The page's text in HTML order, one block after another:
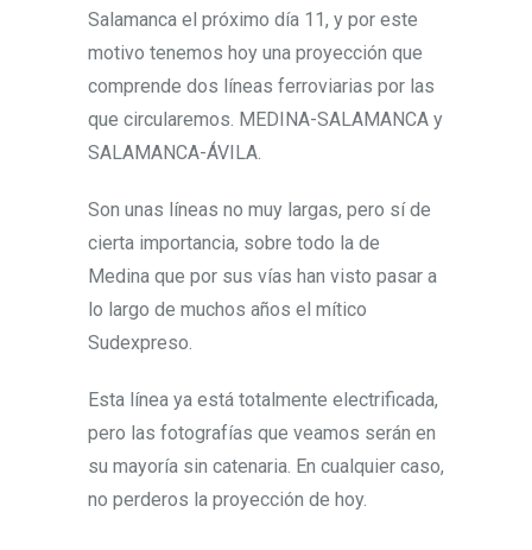
Salamanca el próximo día 11, y por este
motivo tenemos hoy una proyección que
comprende dos líneas ferroviarias por las
que circularemos. MEDINA-SALAMANCA y
SALAMANCA-ÁVILA.
Son unas líneas no muy largas, pero sí de
cierta importancia, sobre todo la de
Medina que por sus vías han visto pasar a
lo largo de muchos años el mítico
Sudexpreso.
Esta línea ya está totalmente electrificada,
pero las fotografías que veamos serán en
su mayoría sin catenaria. En cualquier caso,
no perderos la proyección de hoy.